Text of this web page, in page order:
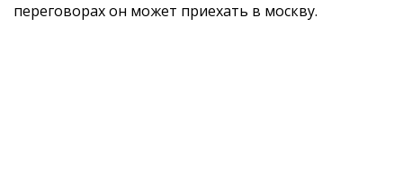
переговорах он может приехать в москву.